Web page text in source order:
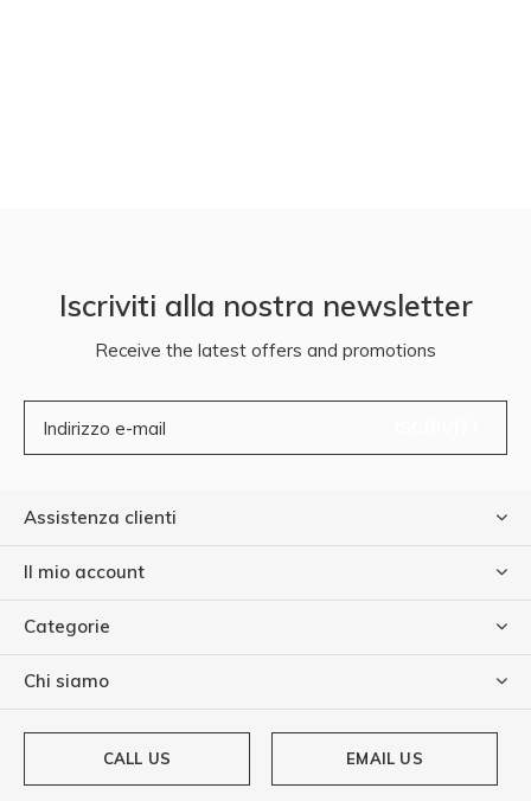
Iscriviti alla nostra newsletter
Receive the latest offers and promotions
Assistenza clienti
Il mio account
Categorie
Chi siamo
CALL US EMAIL US